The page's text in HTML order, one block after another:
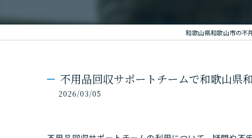
和歌山県和歌山市の不
不用品回収サポートチームで和歌山県
2026/03/05